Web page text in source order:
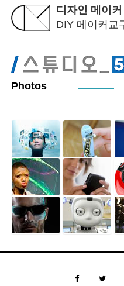
디자인 메이커
DIY 메이커교
Photos